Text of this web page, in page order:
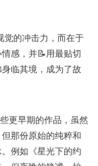
觉的冲击力，而在于
感，并📝用最贴切
临其境，成为了故
更早期的作品，虽然
那份原始的纯粹和
例如《星光下的约